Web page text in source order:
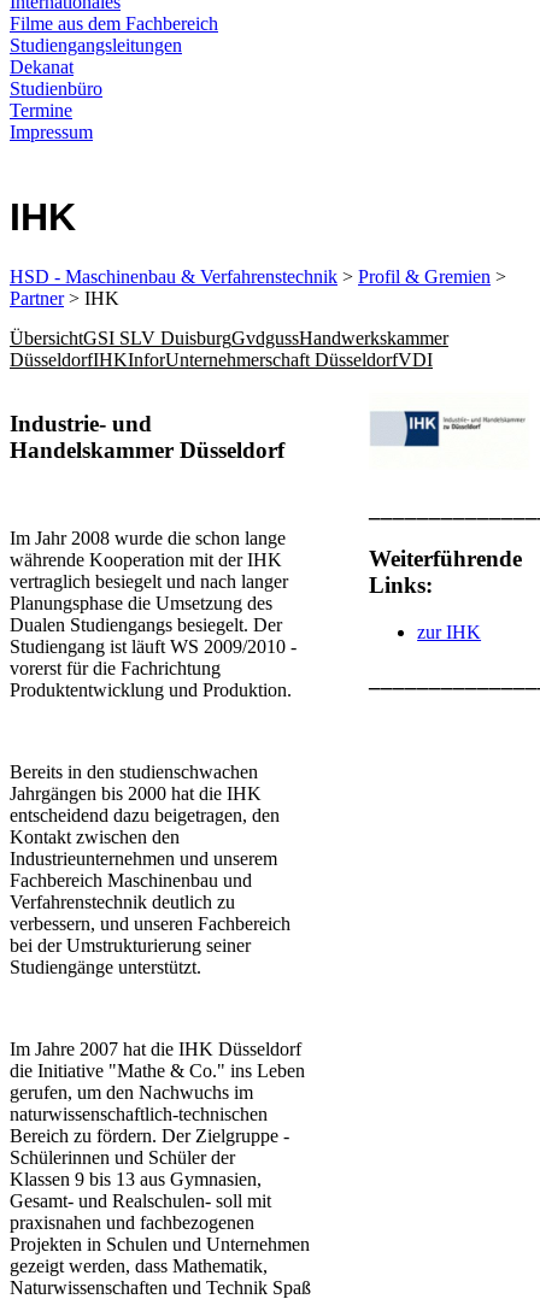
Filme aus dem Fachbereich
Studiengangsleitungen
Dekanat
Studienbüro
Termine
Impressum
IHK
HSD - Maschinenbau & Verfahrenstechnik > Profil & Gremien >
Partner> IHK
ÜbersichtGSI SLV DuisburgGvdgussHandwerkskammer
DüsseldorfIHKInforUnternehmerschaft DüsseldorfVDI
​Industrie- und
Handelskammer Düsseldorf
Im Jahr 2008 wurde die schon lange
währende Kooperation mit der IHK
vertraglich besiegelt und nach langer
Planungsphase die Umsetzung des
Dualen Studiengangs besiegelt. Der
Studiengang ist läuft WS 2009/2010 -
vorerst für die Fachrichtung
Produktentwicklung und Produktion.
Bereits in den studienschwachen
Jahrgängen bis 2000 hat die IHK
entscheidend dazu beigetragen, den
Kontakt zwischen den
Industrieunternehmen und unserem
Fachbereich Maschinenbau und
Verfahrenstechnik deutlich zu
verbessern, und unseren Fachbereich
bei der Umstrukturierung seiner
Studiengänge unterstützt.
Im Jahre 2007 hat die IHK Düsseldorf
die Initiative "Mathe & Co." ins Leben
gerufen, um den Nachwuchs im
naturwissenschaftlich-technischen
Bereich zu fördern. Der Zielgruppe -
Schülerinnen und Schüler der
Klassen 9 bis 13 aus Gymnasien,
Gesamt- und Realschulen- soll mit
praxisnahen und fachbezogenen
Projekten in Schulen und Unternehmen
gezeigt werden, dass Mathematik,
Naturwissenschaften und Technik Spaß
Weiterführende
Links:
zur IHK